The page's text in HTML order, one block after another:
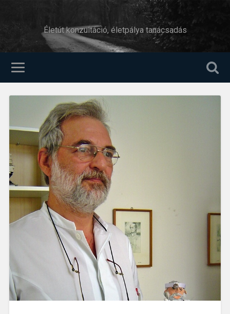
Életút konzultáció, életpálya tanácsadás